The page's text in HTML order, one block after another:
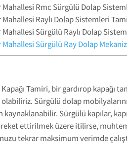
Rmc Sürgülü Dolap
Raylı Dolap Sistemleri
Sürgülü Raylı Dolap
Sürgülü Ray Dolap
Tamiri, bir gardırop kapağı
olabiliriz. Sürgülü dolap
Sürgülü kapılar,
ettirilmek üzere itilirse,
tekrar maksimum verimde